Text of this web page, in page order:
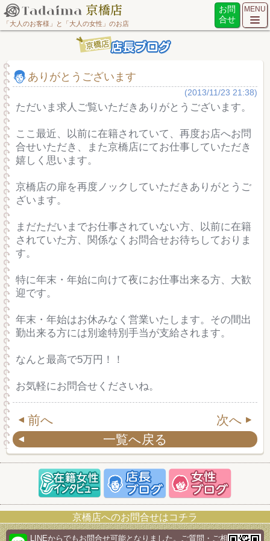
「大人のお客様」と「大人の女性」のお店
お問
合せ
MENU
ありがとうございます
(2013/11/23 21:38)
ただいま求人ご覧いただきありがとうございます。
ここ最近、以前に在籍されていて、再度お店へお問
合せいただき、また京橋店にてお仕事していただき
嬉しく思います。
京橋店の扉を再度ノックしていただきありがとうご
ざいます。
まだただいまでお仕事されていない方、以前に在籍
されていた方、関係なくお問合せお待ちしておりま
す。
特に年末・年始に向けて夜にお仕事出来る方、大歓
迎です。
年末・年始はお休みなく営業いたします。その間出
勤出来る方には別途特別手当が支給されます。
なんと最高で5万円！！
お気軽にお問合せくださいね。
前へ
次へ
一覧へ戻る
京橋店へのお問合せはコチラ
LINEからでもお問合せ可能となりました。ご質問・ご相